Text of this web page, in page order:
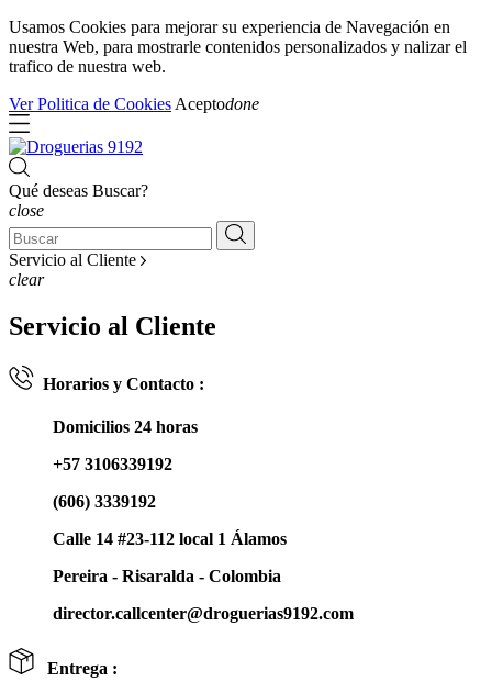
Usamos Cookies para mejorar su experiencia de Navegación en
nuestra Web, para mostrarle contenidos personalizados y nalizar el
trafico de nuestra web.
Ver Politica de Cookies Aceptodone
Qué deseas Buscar?
close
Servicio al Cliente
clear
Servicio al Cliente
Horarios y Contacto :
Domicilios 24 horas
+57 3106339192
(606) 3339192
Calle 14 #23-112 local 1 Álamos
Pereira - Risaralda - Colombia
director.callcenter@droguerias9192.com
Entrega :